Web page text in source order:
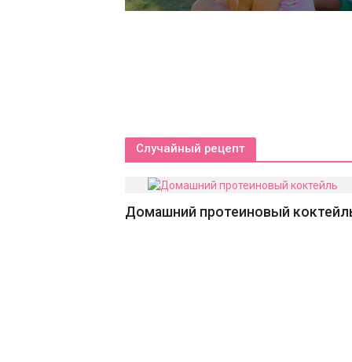
Случайный рецепт
Домашний протеиновый